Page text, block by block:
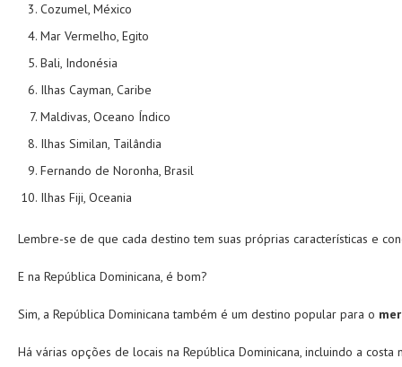
Cozumel, México
Mar Vermelho, Egito
Bali, Indonésia
Ilhas Cayman, Caribe
Maldivas, Oceano Índico
Ilhas Similan, Tailândia
Fernando de Noronha, Brasil
Ilhas Fiji, Oceania
Lembre-se de que cada destino tem suas próprias características e
E na República Dominicana, é bom?
Sim, a República Dominicana também é um destino popular para o
Há várias opções de locais na República Dominicana, incluindo a